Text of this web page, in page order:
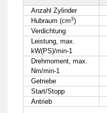
Anzahl Zylinder
Hubraum (cm3)
Verdichtung
Leistung, max.
kW(PS)/min-1
Drehmoment, max.
Nm/min-1
Getriebe
Start/Stopp
Antrieb